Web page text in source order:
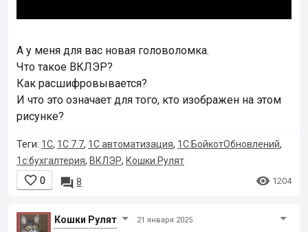
А у меня для вас новая головоломка.
Что такое ВКЛЭР?
Как расшифровывается?
И что это означает для того, кто изображен на этом
рисунке?
Теги: 1С, 1С 7.7, 1С автоматизация, 1С:БойкотОбновлений,
1с:бухгалтерия, ВКЛЭР, Кошки Рулят
 0  8  1204
Кошки Рyлят 21 января 2025